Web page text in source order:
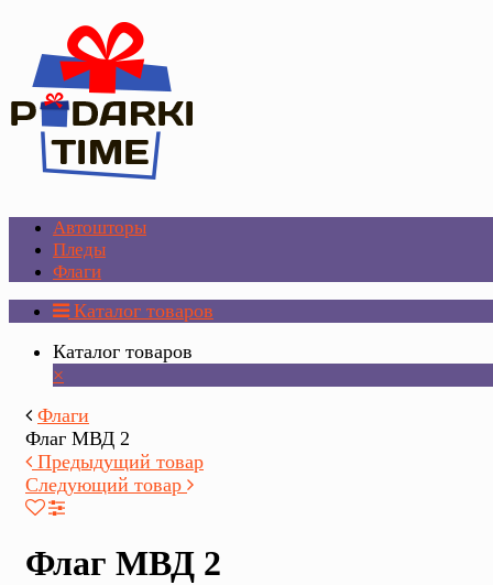
Автошторы
Пледы
Флаги
Каталог товаров
Каталог товаров
×
Флаги
Флаг МВД 2
Предыдущий товар
Следующий товар
Флаг МВД 2